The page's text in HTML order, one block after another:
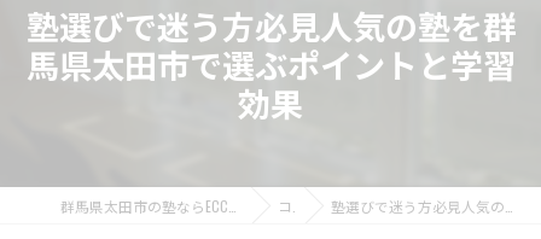
塾選びで迷う方必見人気の塾を群
馬県太田市で選ぶポイントと学習
効果
コラム 塾選びで迷う方必見人気の塾を群馬県太田市で選ぶポイントと学習効果